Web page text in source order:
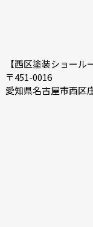
【西区塗装ショール
〒451-0016
愛知県名古屋市西区